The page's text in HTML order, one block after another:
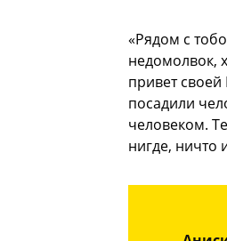
«Рядом с
недомолвок,
привет
посадили
человеком.
нигде, ничто